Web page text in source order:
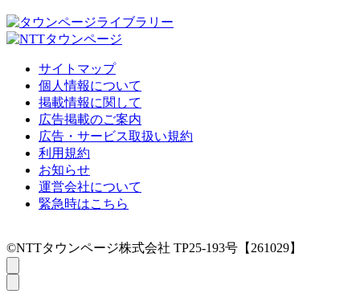
サイトマップ
個人情報について
掲載情報に関して
広告掲載のご案内
広告・サービス取扱い規約
利用規約
お知らせ
運営会社について
緊急時はこちら
©NTTタウンページ株式会社 TP25-193号【261029】